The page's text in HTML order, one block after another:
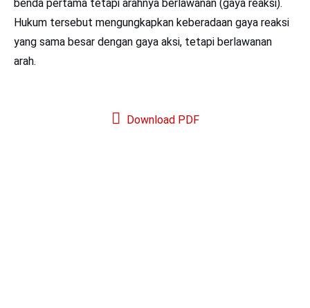
benda pertama tetapi arahnya berlawanan (gaya reaksi).
Hukum tersebut mengungkapkan keberadaan gaya reaksi
yang sama besar dengan gaya aksi, tetapi berlawanan
arah.
Download PDF